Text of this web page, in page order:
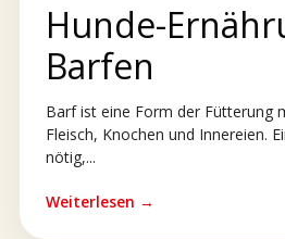
Hunde-
Barfen
Barf ist eine Form der Fütterung
Fleisch, Knochen und Innereien.
nötig,...
Weiterlesen →